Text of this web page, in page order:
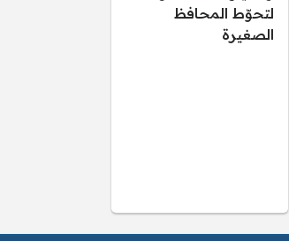
لتحوّط المحافظ
الصغيرة